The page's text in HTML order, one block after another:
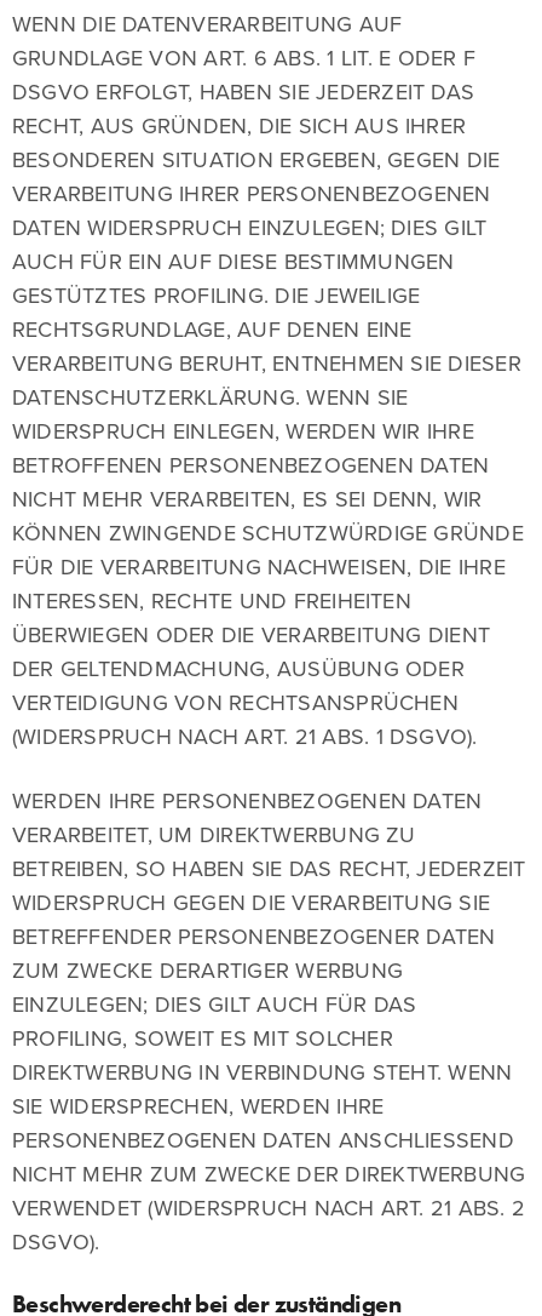
WENN DIE DATENVERARBEITUNG AUF
GRUNDLAGE VON ART. 6 ABS. 1 LIT. E ODER F
DSGVO ERFOLGT, HABEN SIE JEDERZEIT DAS
RECHT, AUS GRÜNDEN, DIE SICH AUS IHRER
BESONDEREN SITUATION ERGEBEN, GEGEN DIE
VERARBEITUNG IHRER PERSONENBEZOGENEN
DATEN WIDERSPRUCH EINZULEGEN; DIES GILT
AUCH FÜR EIN AUF DIESE BESTIMMUNGEN
GESTÜTZTES PROFILING. DIE JEWEILIGE
RECHTSGRUNDLAGE, AUF DENEN EINE
VERARBEITUNG BERUHT, ENTNEHMEN SIE DIESER
DATENSCHUTZERKLÄRUNG. WENN SIE
WIDERSPRUCH EINLEGEN, WERDEN WIR IHRE
BETROFFENEN PERSONENBEZOGENEN DATEN
NICHT MEHR VERARBEITEN, ES SEI DENN, WIR
KÖNNEN ZWINGENDE SCHUTZWÜRDIGE GRÜNDE
FÜR DIE VERARBEITUNG NACHWEISEN, DIE IHRE
INTERESSEN, RECHTE UND FREIHEITEN
ÜBERWIEGEN ODER DIE VERARBEITUNG DIENT
DER GELTENDMACHUNG, AUSÜBUNG ODER
VERTEIDIGUNG VON RECHTSANSPRÜCHEN
(WIDERSPRUCH NACH ART. 21 ABS. 1 DSGVO).
WERDEN IHRE PERSONENBEZOGENEN DATEN
VERARBEITET, UM DIREKTWERBUNG ZU
BETREIBEN, SO HABEN SIE DAS RECHT, JEDERZEIT
WIDERSPRUCH GEGEN DIE VERARBEITUNG SIE
BETREFFENDER PERSONENBEZOGENER DATEN
ZUM ZWECKE DERARTIGER WERBUNG
EINZULEGEN; DIES GILT AUCH FÜR DAS
PROFILING, SOWEIT ES MIT SOLCHER
DIREKTWERBUNG IN VERBINDUNG STEHT. WENN
SIE WIDERSPRECHEN, WERDEN IHRE
PERSONENBEZOGENEN DATEN ANSCHLIESSEND
NICHT MEHR ZUM ZWECKE DER DIREKTWERBUNG
VERWENDET (WIDERSPRUCH NACH ART. 21 ABS. 2
DSGVO).
Beschwerderecht bei der zuständigen